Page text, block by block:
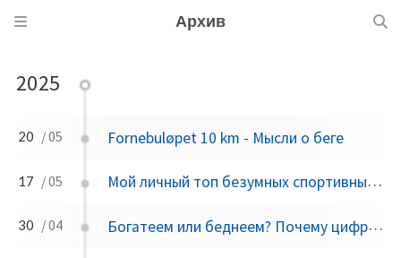
Архив
2025
20 / 05 Fornebuløpet 10 km - Мысли о беге
17 / 05 Мой личный топ безумных спортивных мероприятий в Норвегии
30 / 04 Богатеем или беднеем? Почему цифры на счету не всегда говорят правду